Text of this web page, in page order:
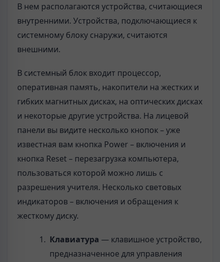
В нем располагаются устройства, считающиеся
внутренними. Устройства, подключающиеся к
системному блоку снаружи, считаются
внешними.
В системный блок входит процессор,
оперативная память, накопители на жестких и
гибких магнитных дисках, на оптических дисках
и некоторые другие устройства. На лицевой
панели вы видите несколько кнопок – уже
известная вам кнопка Power – включения и
кнопка Reset – перезагрузка компьютера,
пользоваться которой можно лишь с
разрешения учителя. Несколько световых
индикаторов – включения и обращения к
жесткому диску.
Клавиатура— клавишное устройство,
предназначенное для управления